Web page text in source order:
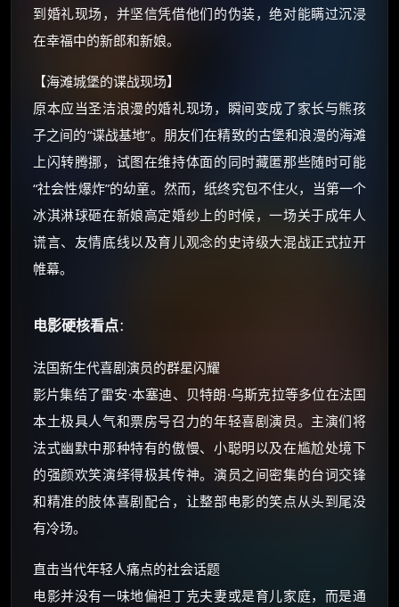
到婚礼现场，并坚信凭借他们的伪装，绝对能瞒过沉浸
在幸福中的新郎和新娘。
【海滩城堡的谍战现场】
原本应当圣洁浪漫的婚礼现场，瞬间变成了家长与熊孩
子之间的“谍战基地”。朋友们在精致的古堡和浪漫的海滩
上闪转腾挪，试图在维持体面的同时藏匿那些随时可能
“社会性爆炸”的幼童。然而，纸终究包不住火，当第一个
冰淇淋球砸在新娘高定婚纱上的时候，一场关于成年人
谎言、友情底线以及育儿观念的史诗级大混战正式拉开
帷幕。
电影硬核看点：
法国新生代喜剧演员的群星闪耀
影片集结了雷安·本塞迪、贝特朗·乌斯克拉等多位在法国
本土极具人气和票房号召力的年轻喜剧演员。主演们将
法式幽默中那种特有的傲慢、小聪明以及在尴尬处境下
的强颜欢笑演绎得极其传神。演员之间密集的台词交锋
和精准的肢体喜剧配合，让整部电影的笑点从头到尾没
有冷场。
直击当代年轻人痛点的社会话题
电影并没有一味地偏袒丁克夫妻或是育儿家庭，而是通
如夸克12个月送14天 最低75元！
价格有浮动，请直接搜索查最低价！
还有支付宝现金红包、外卖红包、
优惠券、活动红包，每日可领。
⚡ 前往【大淘客】领红包
☕ 海外大侠？通过 Ko-fi 赐茶